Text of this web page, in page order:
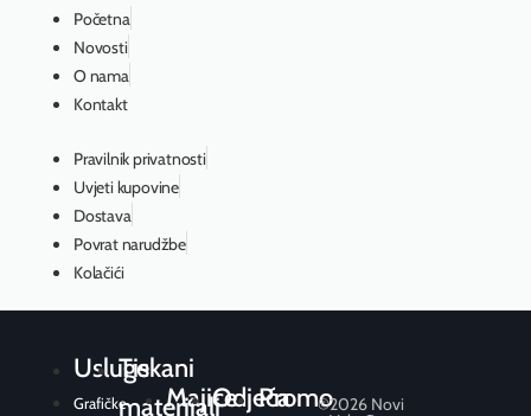
Početna
Novosti
O nama
Kontakt
Pravilnik privatnosti
Uvjeti kupovine
Dostava
Povrat narudžbe
Kolačići
Usluge
Grafičke
Tiskani
materijali
MajiceOdjećaPromo©2026 Novi